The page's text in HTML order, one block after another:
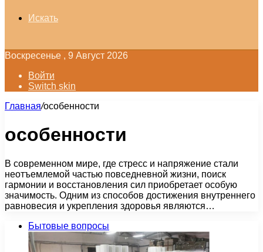
Искать
Воскресенье , 9 Август 2026
Войти
Switch skin
Главная/особенности
особенности
В современном мире, где стресс и напряжение стали
неотъемлемой частью повседневной жизни, поиск
гармонии и восстановления сил приобретает особую
значимость. Одним из способов достижения внутреннего
равновесия и укрепления здоровья являются…
Бытовые вопросы